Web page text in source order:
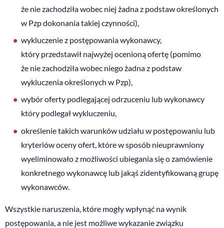
że nie zachodziła wobec niej żadna z podstaw określonych
w Pzp dokonania takiej czynności),
wykluczenie z postępowania wykonawcy,
który przedstawił najwyżej ocenioną ofertę (pomimo
że nie zachodziła wobec niego żadna z podstaw
wykluczenia określonych w Pzp),
wybór oferty podlegającej odrzuceniu lub wykonawcy
który podlegał wykluczeniu,
określenie takich warunków udziału w postępowaniu lub
kryteriów oceny ofert, które w sposób nieuprawniony
wyeliminowało z możliwości ubiegania się o zamówienie
konkretnego wykonawcę lub jakąś zidentyfikowaną grupę
wykonawców.
Wszystkie naruszenia, które mogły wpłynąć na wynik
postępowania, a nie jest możliwe wykazanie związku